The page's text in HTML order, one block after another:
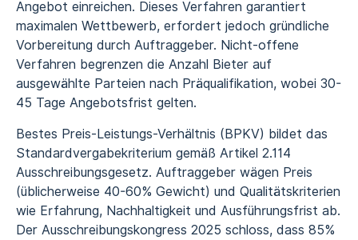
Angebot einreichen. Dieses Verfahren garantiert
maximalen Wettbewerb, erfordert jedoch gründliche
Vorbereitung durch Auftraggeber. Nicht-offene
Verfahren begrenzen die Anzahl Bieter auf
ausgewählte Parteien nach Präqualifikation, wobei 30-
45 Tage Angebotsfrist gelten.
Bestes Preis-Leistungs-Verhältnis (BPKV) bildet das
Standardvergabekriterium gemäß Artikel 2.114
Ausschreibungsgesetz. Auftraggeber wägen Preis
(üblicherweise 40-60% Gewicht) und Qualitätskriterien
wie Erfahrung, Nachhaltigkeit und Ausführungsfrist ab.
Der Ausschreibungskongress 2025 schloss, dass 85%